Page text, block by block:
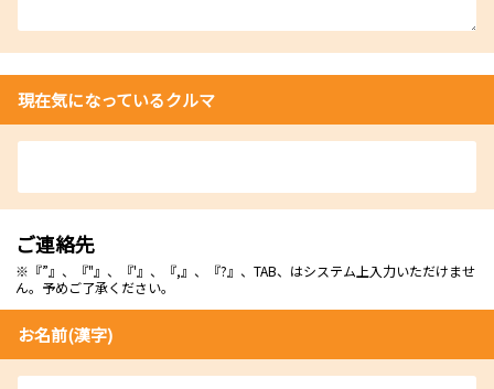
現在気になっているクルマ
ご連絡先
※『”』、『"』、『'』、『,』、『?』、TAB、はシステム上入力いただけませ
ん。予めご了承ください。
お名前(漢字)